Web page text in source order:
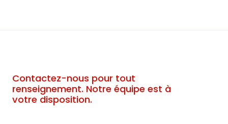
Contactez-nous pour tout
renseignement. Notre équipe est à
votre disposition.